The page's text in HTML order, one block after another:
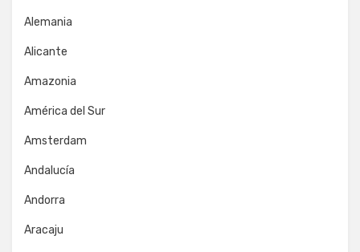
Alemania
Alicante
Amazonia
América del Sur
Amsterdam
Andalucía
Andorra
Aracaju